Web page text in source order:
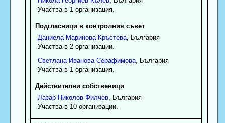
Участва в 1 организация.
Подгласници в контролния съвет
Даниела Маринова Кръстева, България
Участва в 2 организации.
Светлана Иванова Серафимова, България
Участва в 1 организация.
Действителни собственици
Лазар Николов Филчев, България
Участва в 10 организации.